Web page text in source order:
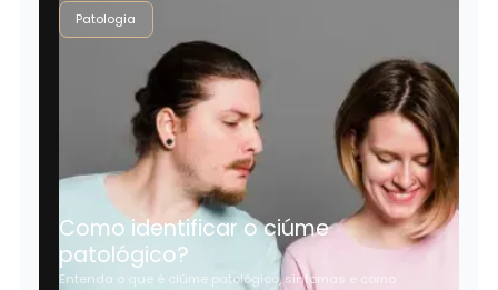
Patologia
Como identificar o ciúme
patológico?
Entenda o que é ciúme patológico, sintomas e como